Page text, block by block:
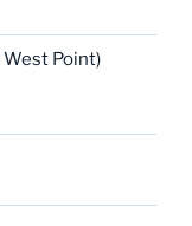
West Point)